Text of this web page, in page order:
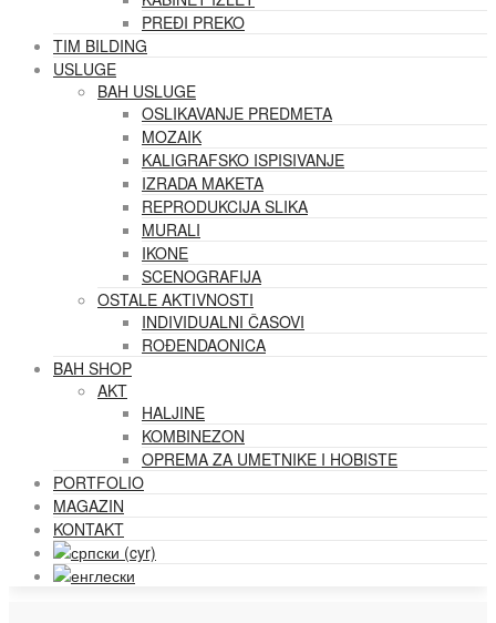
PREĐI PREKO
TIM BILDING
USLUGE
BAH USLUGE
OSLIKAVANJE PREDMETA
MOZAIK
KALIGRAFSKO ISPISIVANJE
IZRADA MAKETA
REPRODUKCIJA SLIKA
MURALI
IKONE
SCENOGRAFIJA
OSTALE AKTIVNOSTI
INDIVIDUALNI ČASOVI
ROĐENDAONICA
BAH SHOP
AKT
HALJINE
KOMBINEZON
OPREMA ZA UMETNIKE I HOBISTE
PORTFOLIO
MAGAZIN
KONTAKT